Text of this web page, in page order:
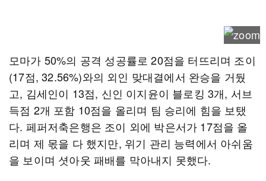
모마가 50%의 공격 성공률로 20점을 터뜨리며 조이
(17점, 32.56%)와의 외인 맞대결에서 완승을 거뒀
고, 김세인이 13점, 신인 이지윤이 블로킹 3개, 서브
득점 2개 포함 10점을 올리며 팀 승리에 힘을 보탰
다. 페퍼저축은행은 조이 외에 박은서가 17점을 올
리며 제 몫을 다 했지만, 위기 관리 능력에서 아쉬움
을 보이며 셧아웃 패배를 막아내지 못했다.